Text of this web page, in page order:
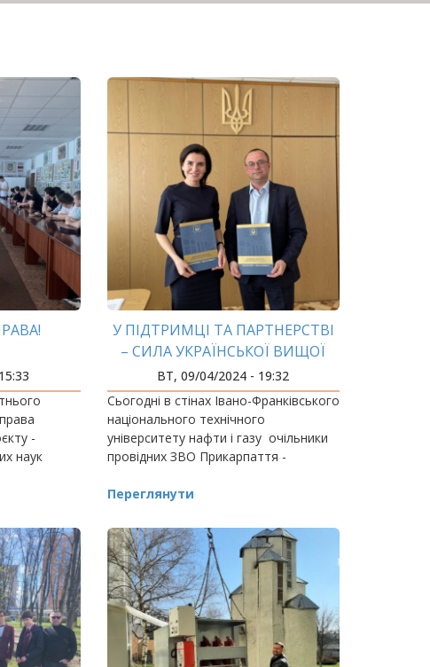
-
наук
У ПІДТРИМЦІ ТА ПАРТНЕРСТВІ
– СИЛА УКРАЇНСЬКОЇ ВИЩОЇ
ОСВІТИ
ВТ, 09/04/2024 - 19:32
Сьогодні в стінах Івано-Франківського
національного технічного
університету нафти і газу очільники
провідних ЗВО Прикарпаття -
Переглянути